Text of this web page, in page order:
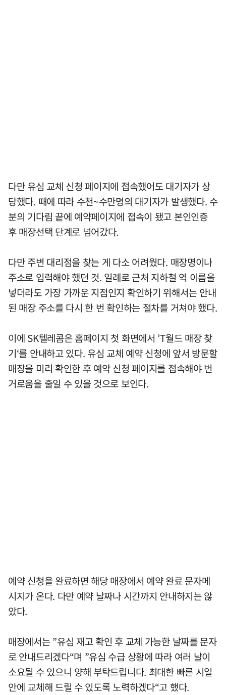
다만 유심 교체 신청 페이지에 접속했어도 대기자가 상
당했다. 때에 따라 수천~수만명의 대기자가 발생했다. 수
분의 기다림 끝에 예약페이지에 접속이 됐고 본인인증
후 매장선택 단계로 넘어갔다.
다만 주변 대리점을 찾는 게 다소 어려웠다. 매장명이나
주소로 입력해야 했던 것. 일례로 근처 지하철 역 이름을
넣더라도 가장 가까운 지점인지 확인하기 위해서는 안내
된 매장 주소를 다시 한 번 확인하는 절차를 거쳐야 했다.
이에 SK텔레콤은 홈페이지 첫 화면에서 ’T월드 매장 찾
기‘를 안내하고 있다. 유심 교체 예약 신청에 앞서 방문할
매장을 미리 확인한 후 예약 신청 페이지를 접속해야 번
거로움을 줄일 수 있을 것으로 보인다.
예약 신청을 완료하면 해당 매장에서 예약 완료 문자메
시지가 온다. 다만 예약 날짜나 시간까지 안내하지는 않
았다.
매장에서는 ”유심 재고 확인 후 교체 가능한 날짜를 문자
로 안내드리겠다“며 ”유심 수급 상황에 따라 여러 날이
소요될 수 있으니 양해 부탁드립니다. 최대한 빠른 시일
안에 교체해 드릴 수 있도록 노력하겠다“고 했다.